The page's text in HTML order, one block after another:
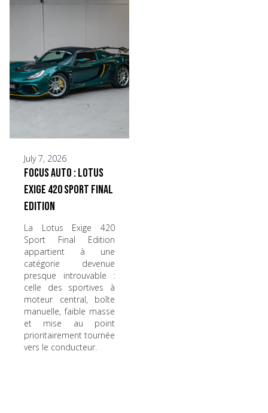
July 7, 2026
Focus Auto : Lotus
Exige 420 Sport Final
Edition
La Lotus Exige 420
Sport Final Edition
appartient à une
catégorie devenue
presque introuvable :
celle des sportives à
moteur central, boîte
manuelle, faible masse
et mise au point
prioritairement tournée
vers le conducteur.